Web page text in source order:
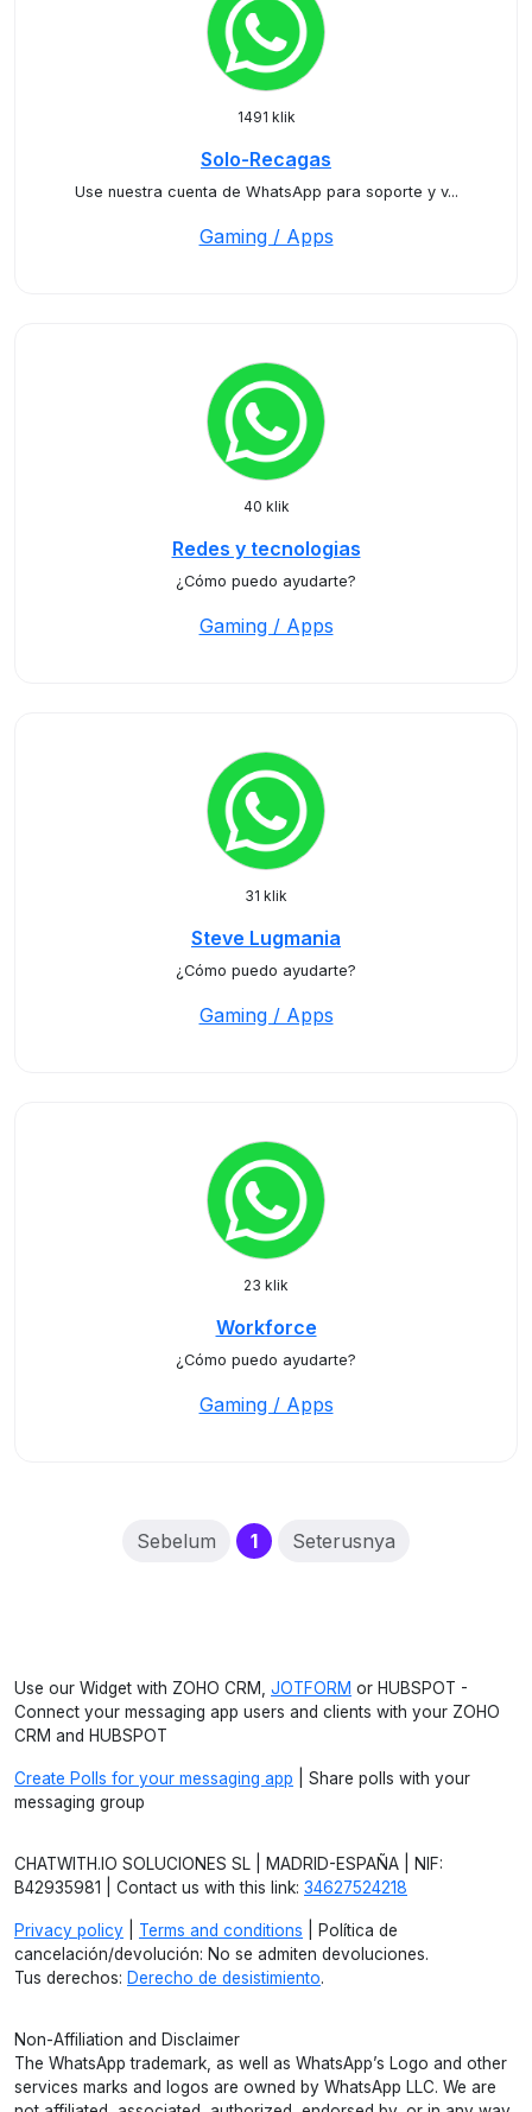
1491 klik
Solo-Recagas
Use nuestra cuenta de WhatsApp para soporte y v...
Gaming / Apps
40 klik
Redes y tecnologias
¿Cómo puedo ayudarte?
Gaming / Apps
31 klik
Steve Lugmania
¿Cómo puedo ayudarte?
Gaming / Apps
23 klik
Workforce
¿Cómo puedo ayudarte?
Gaming / Apps
Sebelum 1(current)
Seterusnya
Use our Widget with ZOHO CRM, JOTFORM or HUBSPOT -
Connect your messaging app users and clients with your ZOHO
CRM and HUBSPOT
Create Polls for your messaging app | Share polls with your
messaging group
CHATWITH.IO SOLUCIONES SL | MADRID-ESPAÑA | NIF:
B42935981 | Contact us with this link: 34627524218
Privacy policy Terms and conditions | Política de
cancelación/devolución: No se admiten devoluciones.
Tus derechos: Derecho de desistimiento.
Non-Affiliation and Disclaimer
The WhatsApp trademark, as well as WhatsApp’s Logo and other
services marks and logos are owned by WhatsApp LLC. We are